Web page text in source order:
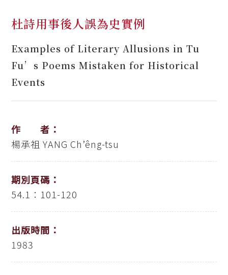
杜詩用事後人誤為史實例
Examples of Literary Allusions in Tu
Fu’s Poems Mistaken for Historical
Events
作 者：
楊承祖 YANG Ch’êng-tsu
期別頁碼：
54.1：101-120
出版時間：
1983